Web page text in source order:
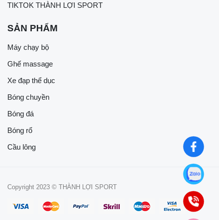
TIKTOK THÀNH LỢI SPORT
SẢN PHẨM
Máy chạy bộ
Ghế massage
Xe đạp thể dục
Bóng chuyền
Bóng đá
Bóng rổ
Cầu lông
Copyright 2023 © THÀNH LỢI SPORT